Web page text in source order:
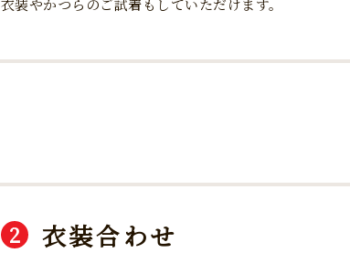
衣装やかつらのご試着もしていただけます。
2 衣装合わせ